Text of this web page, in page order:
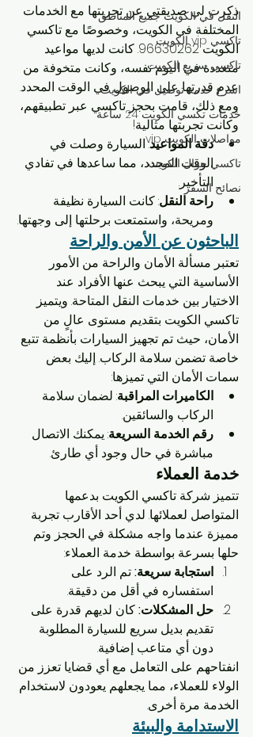
النقل في الكويت جميع المناطق
تاكسي vip الكويت
تاكسي سريع الكويت
اسرع خدمة توصيل في الكويت
خدمات تكسي الكويت 24 ساعة
مواصلات الكويت vip
تاكسي جوال الكويت
نصائح السفر
ذكرت لي صديقتي عن تجربتها مع الخدمات
المختلفة في الكويت، وخصوصًا مع تاكسي
الكويت 96630262. كانت لديها مواعيد
متعددة في اليوم نفسه، وكانت متخوفة من
عدم قدرتها على الوصول في الوقت المحدد.
ومع ذلك، قامت بحجز تاكسي عبر تطبيقهم،
وكانت تجربتها مثالية!
دقة المواعيد: السيارة وصلت في
الوقت المحدد، مما ساعدها في تفادي
التأخير.
راحة النقل: كانت السيارة نظيفة
ومريحة، واستمتعت برحلتها إلى وجهتها.
الباحثون عن الأمن والراحة
تعتبر مسألة الأمان والراحة من الأمور
الأساسية التي يبحث عنها الأفراد عند
الاختيار بين خدمات النقل المتاحة. ويتميز
تاكسي الكويت بتقديم مستوى عالٍ من
الأمان، حيث تم تجهيز السيارات بأنظمة تتبع
خاصة تضمن سلامة الركاب. إليك بعض
سمات الأمان التي تميزها:
الكاميرات المراقبة: لضمان سلامة
الركاب والسائقين.
رقم الخدمة السريعة: يمكنك الاتصال
مباشرة في حال وجود أي طارئ.
خدمة العملاء
تتميز شركة تاكسي الكويت بدعمها
المتواصل لعملائها. لدي أحد الأقارب تجربة
مميزة عندما واجه مشكلة في الحجز وتم
حلها بسرعة بواسطة خدمة العملاء:
استجابة سريعة: تم الرد على
استفساره في أقل من دقيقة.
حل المشكلات: كان لديهم قدرة على
تقديم بديل سريع للسيارة المطلوبة
دون أي متاعب إضافية.
انفتاحهم على التعامل مع أي قضايا تعزز من
الولاء للعملاء، مما يجعلهم يعودون لاستخدام
الخدمة مرة أخرى.
الاستدامة والبيئة